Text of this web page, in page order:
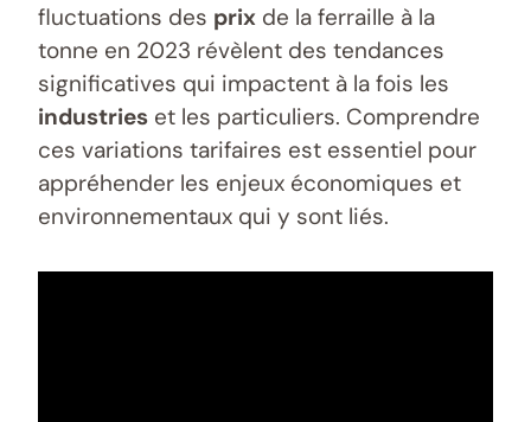
fluctuations des prix de la ferraille à la
tonne en 2023 révèlent des tendances
significatives qui impactent à la fois les
industries et les particuliers. Comprendre
ces variations tarifaires est essentiel pour
appréhender les enjeux économiques et
environnementaux qui y sont liés.